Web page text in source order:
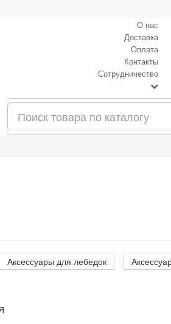
О нас
Доставка
Оплата
Контакты
Сотрудничество
Аксессуары для лебедок